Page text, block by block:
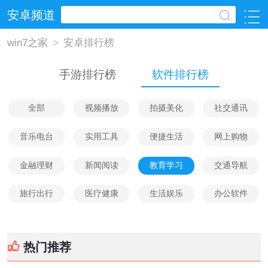
安卓频道
win7之家 > 安卓排行榜
手游排行榜 软件排行榜
全部 视频播放 拍摄美化 社交通讯
音乐电台 实用工具 便捷生活 网上购物
金融理财 新闻阅读 教育学习 交通导航
旅行出行 医疗健康 生活娱乐 办公软件
热门推荐